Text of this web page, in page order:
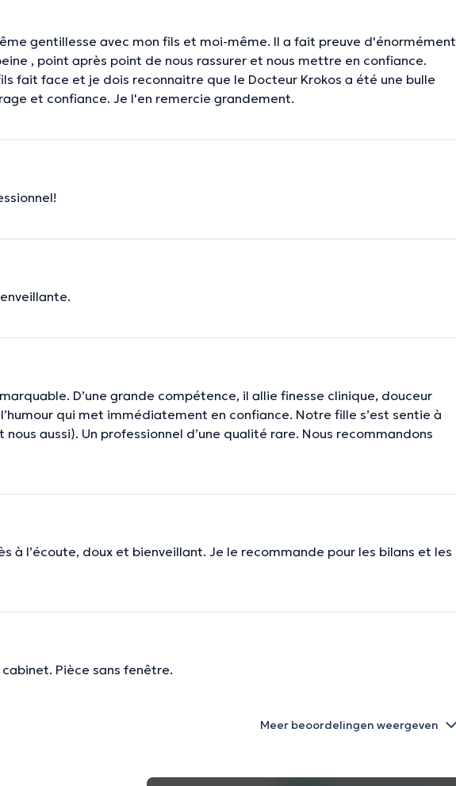
gentillesse avec mon fils et moi-même. Il a fait preuve d'énormément
, point après point de nous rassurer et nous mettre en confiance.
fait face et je dois reconnaitre que le Docteur Krokos a été une bulle
et confiance. Je l'en remercie grandement.
D’une grande compétence, il allie finesse clinique, douceur
qui met immédiatement en confiance. Notre fille s’est sentie à
aussi). Un professionnel d’une qualité rare. Nous recommandons
à l’écoute, doux et bienveillant. Je le recommande pour les bilans et les
Pièce sans fenêtre.
Meer beoordelingen weergeven